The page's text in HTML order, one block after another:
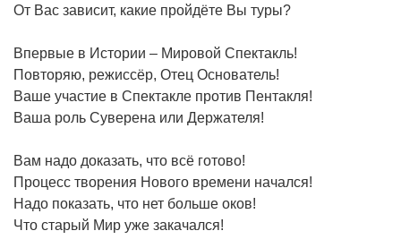
От Вас зависит, какие пройдёте Вы туры?
Впервые в Истории – Мировой Спектакль!
Повторяю, режиссёр, Отец Основатель!
Ваше участие в Спектакле против Пентакля!
Ваша роль Суверена или Держателя!
Вам надо доказать, что всё готово!
Процесс творения Нового времени начался!
Надо показать, что нет больше оков!
Что старый Мир уже закачался!